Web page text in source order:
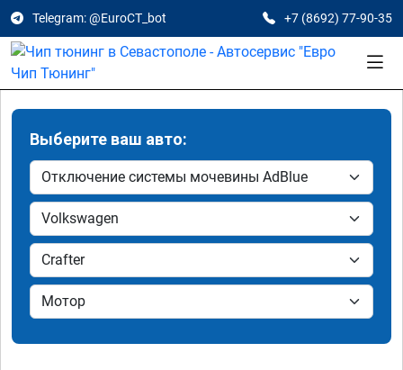
Telegram: @EuroCT_bot +7 (8692) 77-90-35
Выберите ваш авто: